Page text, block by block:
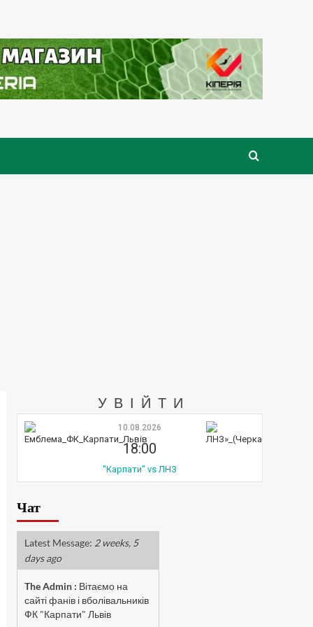
УВІЙТИ
10.08.2026
18:00
"Карпати" vs ЛНЗ
Чат
Latest Message: 2 weeks, 5
days ago
The Admin: Вітаємо на
сайті фанів і вболівальників
ФК "Карпати" Львів